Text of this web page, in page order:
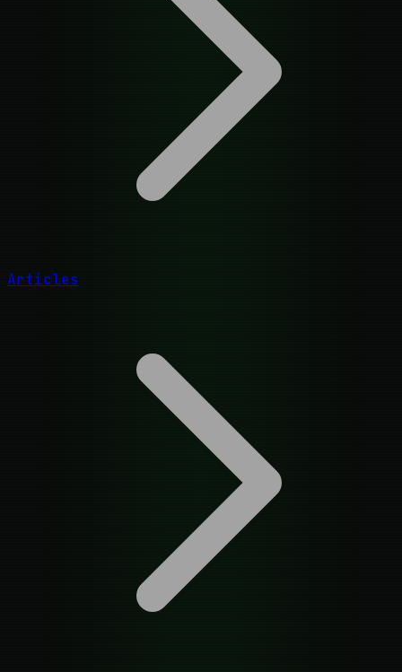
Articles